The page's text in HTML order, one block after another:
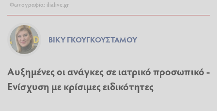
Φωτογραφία: ilialive.gr
ΒΊΚΥ ΓΚΟΥΓΚΟΥΣΤΆΜΟΥ
Αυξημένες οι ανάγκες σε ιατρικό προσωπικό -
Ενίσχυση με κρίσιμες ειδικότητες